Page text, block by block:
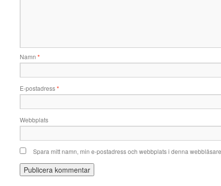
Namn *
E-postadress*
Webbplats
Spara mitt namn, min e-postadress och webbplats i denna